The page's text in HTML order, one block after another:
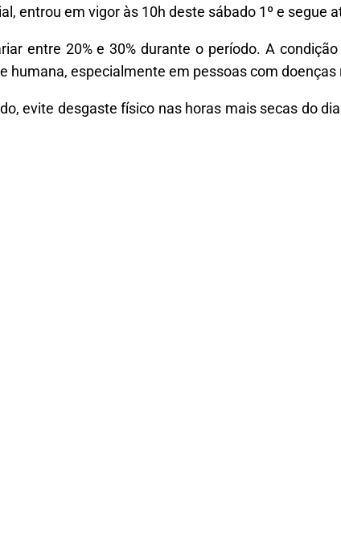
entrou em vigor às 10h deste sábado 1º e segue
entre 20% e 30% durante o período. A
humana, especialmente em pessoas com doenças
evite desgaste físico nas horas mais secas do